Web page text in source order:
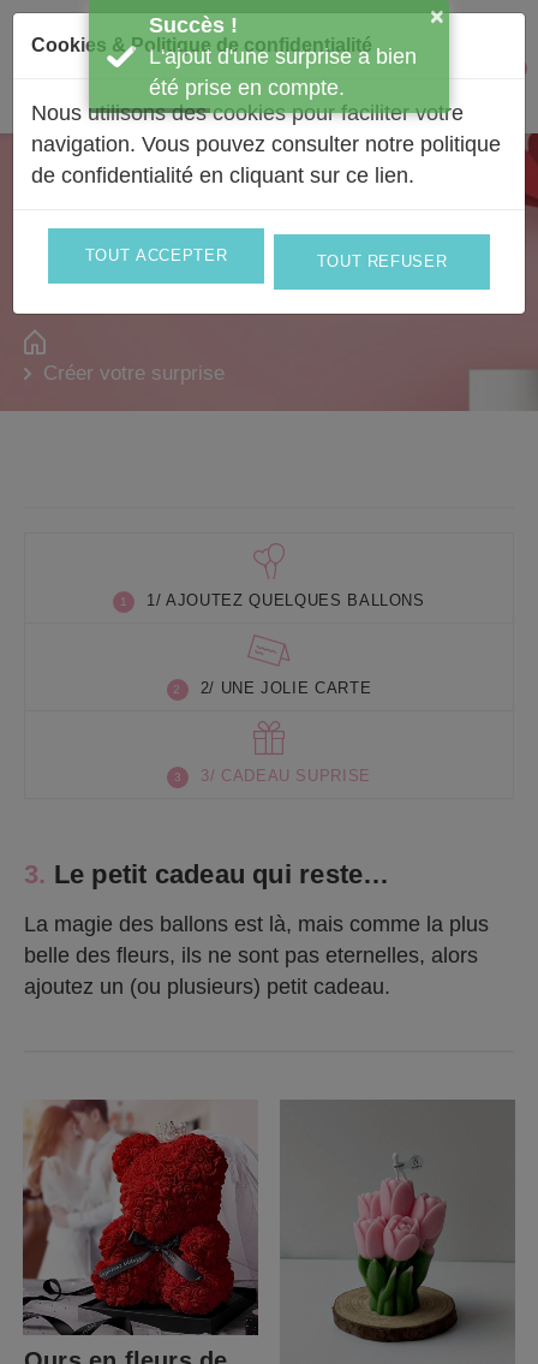
Passer au contenu
FacebookInstagram
Composer votre bouquet à son
image !
Le labo à bonheur
Créer votre surprise
1/ AJOUTEZ QUELQUES BALLONS
2/ UNE JOLIE CARTE
3/ CADEAU SUPRISE
3. Le petit cadeau qui reste…
La magie des ballons est là, mais comme la plus
belle des fleurs, ils ne sont pas eternelles, alors
ajoutez un (ou plusieurs) petit cadeau.
×
Succès !
L'ajout d'une surprise a bien
été prise en compte.
Cookies & Politique de confidentialité
Nous utilisons des cookies pour faciliter votre
navigation. Vous pouvez consulter notre politique
de confidentialité en cliquant sur ce lien.
TOUT ACCEPTER TOUT REFUSER